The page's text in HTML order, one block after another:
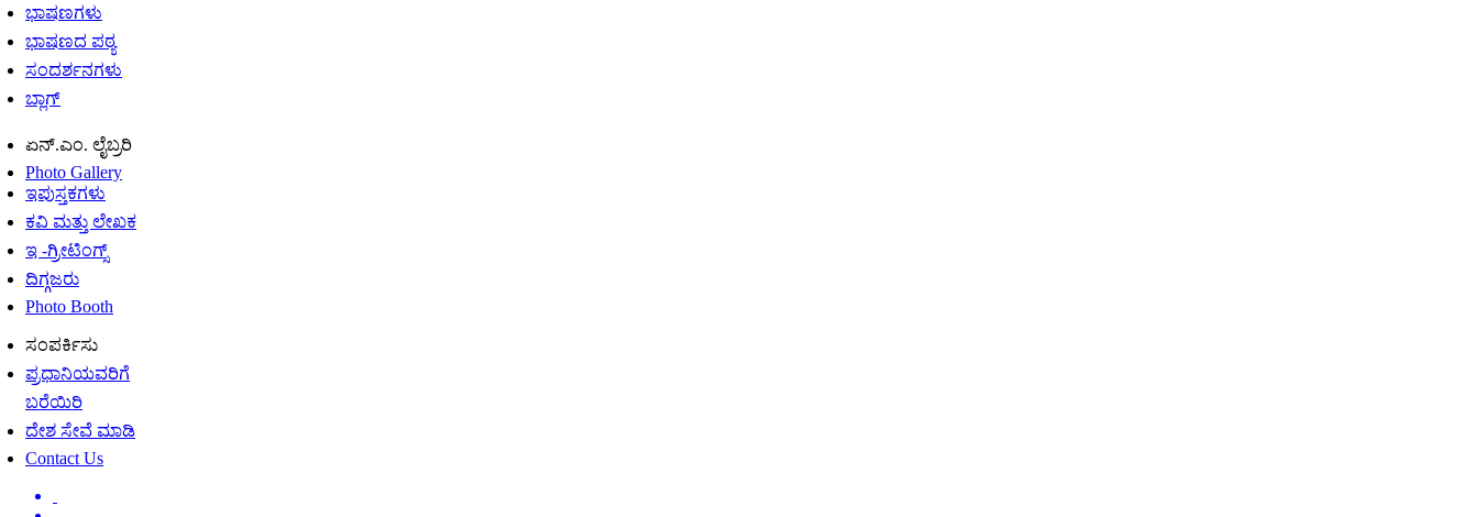
ಭಾಷಣಗಳು
ಭಾಷಣದ ಪಠ್ಯ
ಸಂದರ್ಶನಗಳು
ಬ್ಲಾಗ್
ಏನ್.ಎಂ. ಲೈಬ್ರರಿ
Photo Gallery
ಇಪುಸ್ತಕಗಳು
ಕವಿ ಮತ್ತು ಲೇಖಕ
ಇ -ಗ್ರೀಟಿಂಗ್ಸ್
ದಿಗ್ಗಜರು
Photo Booth
ಸಂಪರ್ಕಿಸು
ಪ್ರಧಾನಿಯವರಿಗೆ
ಬರೆಯಿರಿ
ದೇಶ ಸೇವೆ ಮಾಡಿ
Contact Us